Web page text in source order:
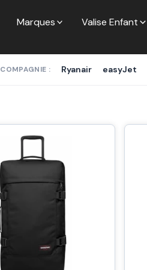
Marques Valise Enfant
COMPAGNIE : Ryanair easyJet